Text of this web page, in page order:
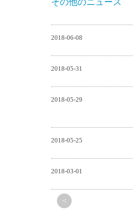
その他のニュース
2018-06-08
2018-05-31
2018-05-29
2018-05-25
2018-03-01
<